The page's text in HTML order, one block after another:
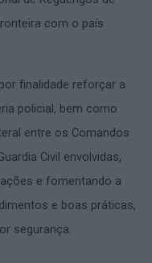
com o país
finalidade reforçar a
policial, bem como
entre os Comandos
Civil envolvidas,
e fomentando a
e boas práticas,
segurança.